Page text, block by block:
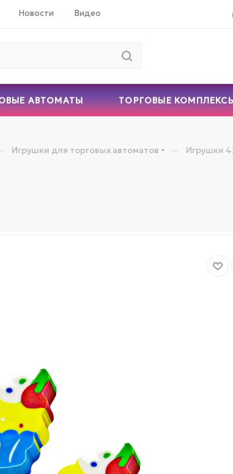
Новости Видео
АВТОМАТЫ ТОРГОВЫЕ
Игрушки для торговых автоматов — Игрушки